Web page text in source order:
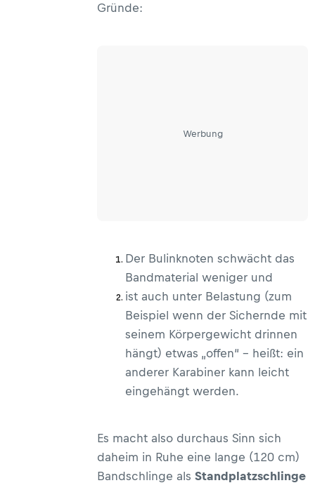
Gründe:
Werbung
Der Bulinknoten schwächt das
Bandmaterial weniger und
ist auch unter Belastung (zum
Beispiel wenn der Sichernde mit
seinem Körpergewicht drinnen
hängt) etwas „offen“ – heißt: ein
anderer Karabiner kann leicht
eingehängt werden.
Es macht also durchaus Sinn sich
daheim in Ruhe eine lange (120 cm)
Bandschlinge als Standplatzschlinge